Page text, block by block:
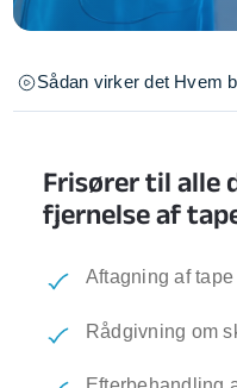
Sådan virker det Hvem
Frisører til alle
fjernelse af
Aftagning af
Rådgivning om